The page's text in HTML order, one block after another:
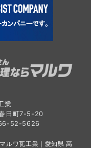
業
日町7-5-20
52-5626
ルワ瓦工業｜愛知県 高